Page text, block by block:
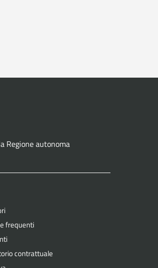
Regione autonoma
frequenti
contrattuale